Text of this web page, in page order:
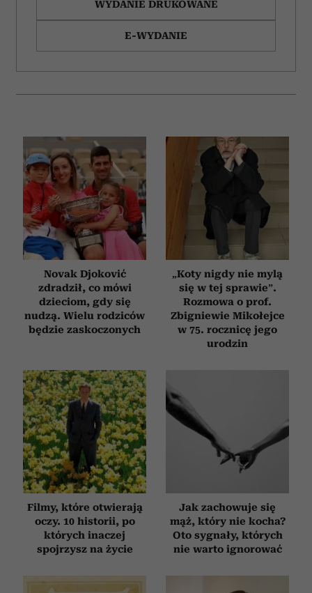
WYDANIE DRUKOWANE
E-WYDANIE
Novak Djoković
zdradził, co mówi
dzieciom, gdy się
nudzą. Wielu rodziców
będzie zaskoczonych
„Koty nigdy nie mylą
się w tej sprawie”.
Rozmowa o prof.
Zbigniewie Mikołejce
w 75. rocznicę jego
urodzin
Filmy, które otwierają
oczy. 10 historii, po
których inaczej
spojrzysz na życie
Jak zachowuje się
mąż, który nie kocha?
Oto sygnały, których
nie warto ignorować